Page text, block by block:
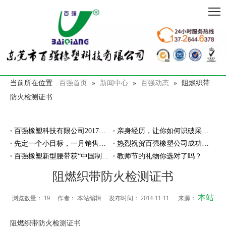
当前所在位置: 百强首页 » 新闻中心 » 百强动态 »
阻燃织带
防火检测证书
百强橡塑科技有限公司2017年年会暨年度总结大会
亲身经历，让你如何识破采购骗局
先定一个小目标，一月销售包胶织带2亿米
热烈祝贺百强橡塑公司成功办理进出口经营权
百强橡塑新型腰带获“中国制造之美”入围奖秘密
教师节的礼物你选对了吗？
阻燃织带防火检测证书
浏览数量： 19 作者： 本站编辑 发布时间： 2014-11-11 来源： 本站
阻燃织带防火检测证书